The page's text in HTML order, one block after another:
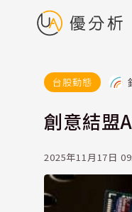
台股動態
創意結盟
2025年11月17日